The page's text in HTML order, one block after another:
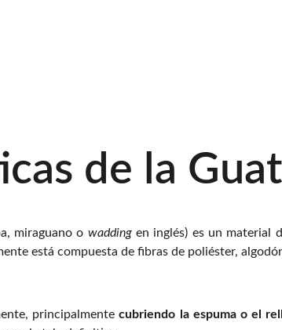
de la
miraguano o waddingen inglés) es un material
está compuesta de fibras de poliéster,
principalmentecubriendo la espuma o el